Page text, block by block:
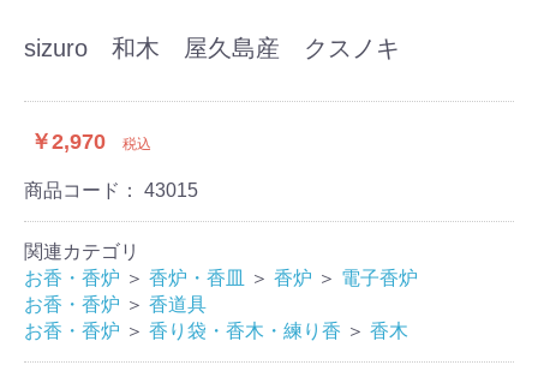
sizuro 和木 屋久島産 クスノキ
￥2,970 税込
商品コード： 43015
関連カテゴリ
お香・香炉 ＞ 香炉・香皿 ＞ 香炉 ＞ 電子香炉
お香・香炉 ＞ 香道具
お香・香炉 ＞ 香り袋・香木・練り香 ＞ 香木